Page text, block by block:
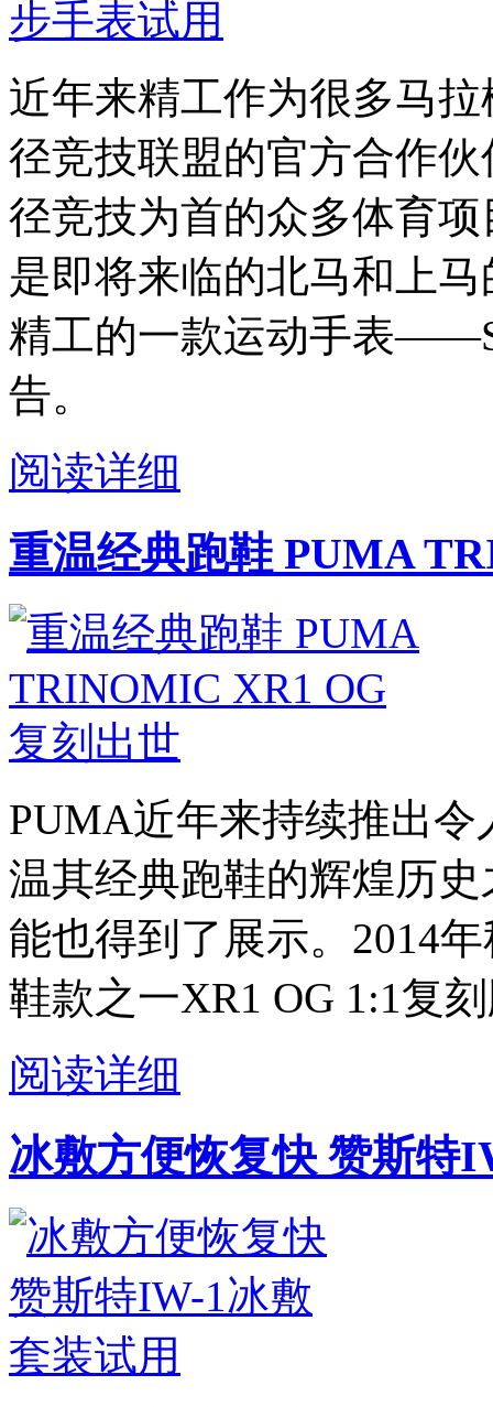
近年来精工作为很多马
径竞技联盟的官方合作
径竞技为首的众多体育
是即将来临的北马和上
精工的一款运动手表
告。
阅读详细
重温经典跑鞋 PUMA
PUMA近年来持续推出
温其经典跑鞋的辉煌历
能也得到了展示。2014
鞋款之一XR1 OG 1:1复
阅读详细
冰敷方便恢复快 赞斯特